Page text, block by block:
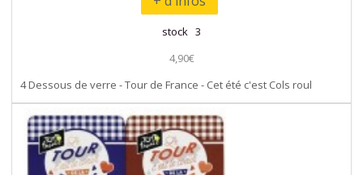
stock 3
4,90€
4 Dessous de verre - Tour de France - Cet été c'est Cols roul